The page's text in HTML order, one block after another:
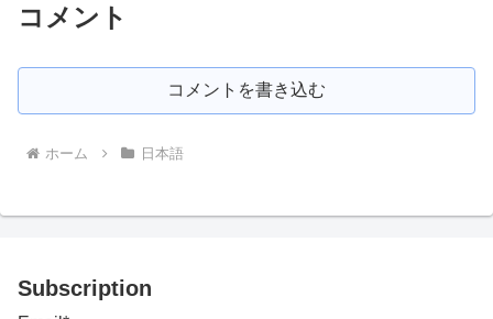
コメント
コメントを書き込む
ホーム 日本語
Subscription